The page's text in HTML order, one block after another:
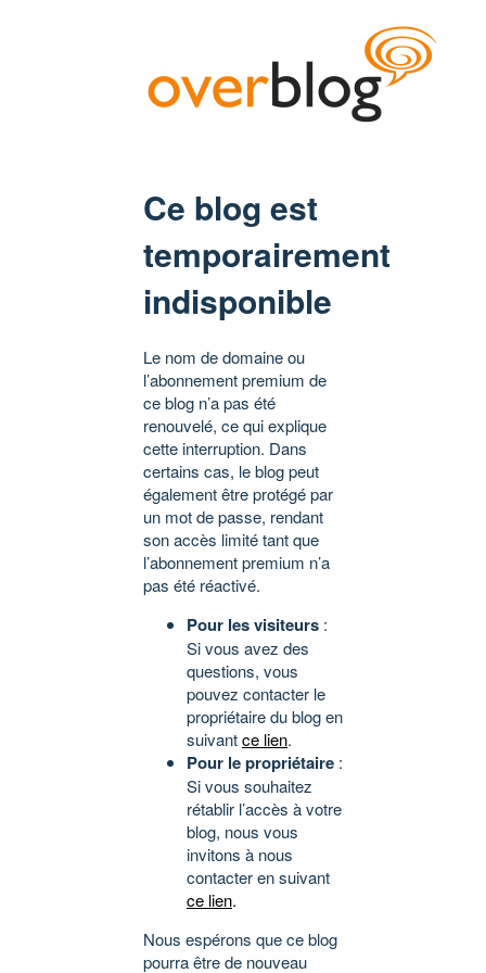
Ce blog est
temporairement
indisponible
Le nom de domaine ou
l’abonnement premium de
ce blog n’a pas été
renouvelé, ce qui explique
cette interruption. Dans
certains cas, le blog peut
également être protégé par
un mot de passe, rendant
son accès limité tant que
l’abonnement premium n’a
pas été réactivé.
Pour les visiteurs :
Si vous avez des
questions, vous
pouvez contacter le
propriétaire du blog en
suivantce lien.
Pour le propriétaire :
Si vous souhaitez
rétablir l’accès à votre
blog, nous vous
invitons à nous
contacter en suivant
ce lien.
Nous espérons que ce blog
pourra être de nouveau